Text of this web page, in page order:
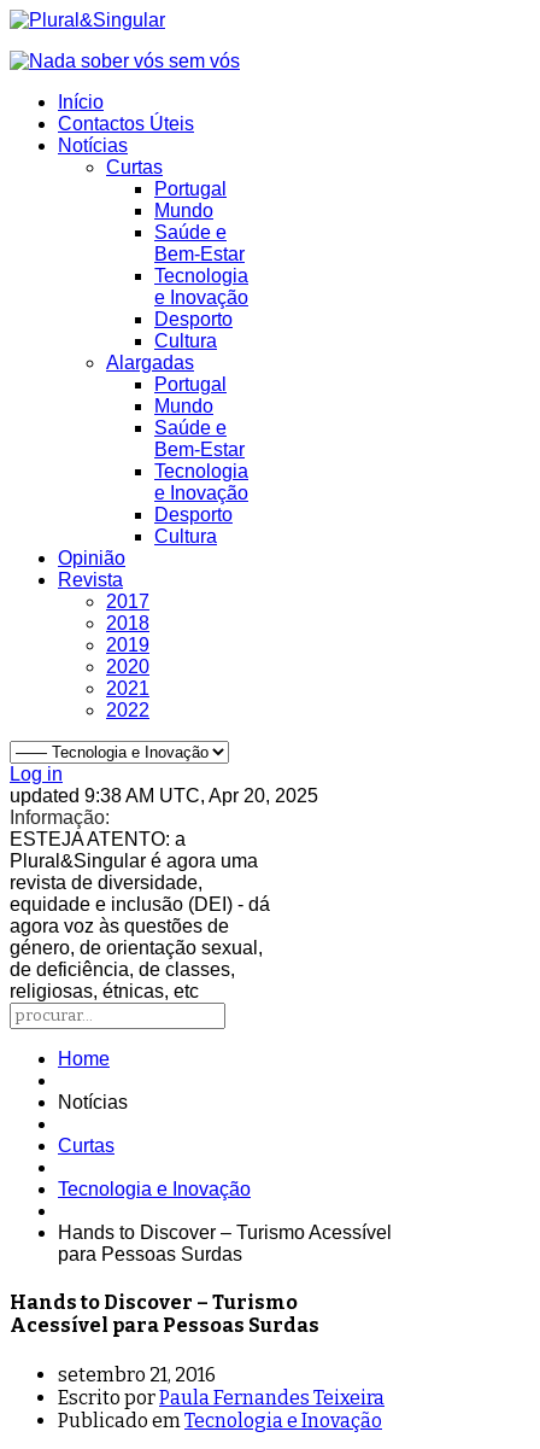
Início
Contactos Úteis
Notícias
Curtas
Portugal
Mundo
Saúde e
Bem-Estar
Tecnologia
e Inovação
Desporto
Cultura
Alargadas
Portugal
Mundo
Saúde e
Bem-Estar
Tecnologia
e Inovação
Desporto
Cultura
Opinião
Revista
2017
2018
2019
2020
2021
2022
Log in
updated 9:38 AM UTC, Apr 20, 2025
Informação:
ESTEJA ATENTO: a
Plural&Singular é agora uma
revista de diversidade,
equidade e inclusão (DEI) - dá
agora voz às questões de
género, de orientação sexual,
de deficiência, de classes,
religiosas, étnicas, etc
Home
Notícias
Curtas
Tecnologia e Inovação
Hands to Discover – Turismo Acessível
para Pessoas Surdas
Hands to Discover – Turismo
Acessível para Pessoas Surdas
setembro 21, 2016
Escrito porPaula Fernandes Teixeira
Publicado em Tecnologia e Inovação